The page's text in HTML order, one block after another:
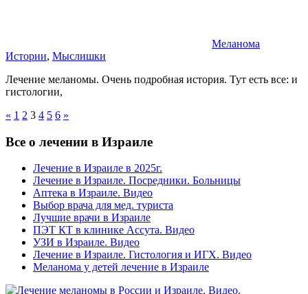
Меланома
Истории, Мыслишки
Лечение меланомы. Очень подробная история. Тут есть все: и
гистологии,
Пагинация
записей
« Previous
1 2 3 4 5 6 Next
»
Все о лечении в Израиле
Лечение в Израиле в 2025г.
Лечение в Израиле. Посредники. Больницы
Аптека в Израиле. Видео
Выбор врача для мед. туриста
Лучшие врачи в Израиле
ПЭТ КТ в клинике Ассута. Видео
УЗИ в Израиле. Видео
Лечение в Израиле. Гистология и ИГХ. Видео
Меланома у детей лечение в Израиле